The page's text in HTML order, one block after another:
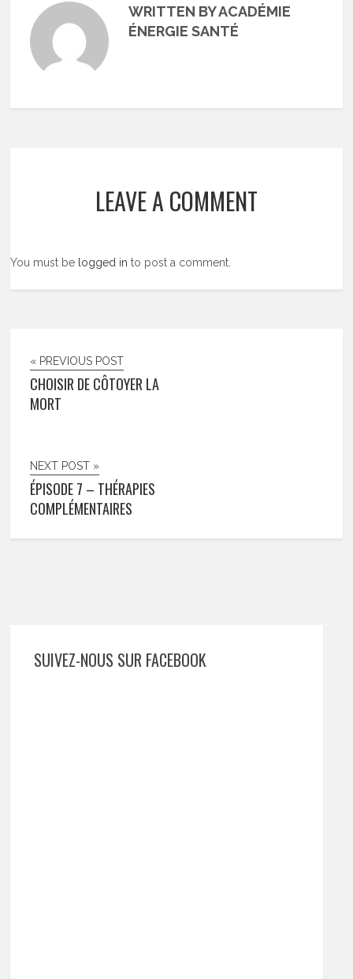
WRITTEN BY ACADÉMIE
ÉNERGIE SANTÉ
LEAVE A COMMENT
You must be logged in to post a comment.
« PREVIOUS POST
CHOISIR DE CÔTOYER LA
MORT
NEXT POST »
ÉPISODE 7 – THÉRAPIES
COMPLÉMENTAIRES
SUIVEZ-NOUS SUR FACEBOOK